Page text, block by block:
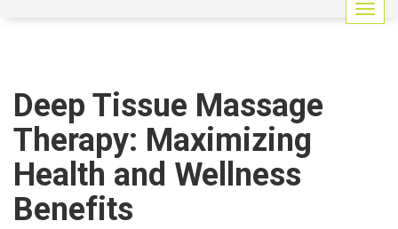
G
e
Deep Tissue Massage
Therapy: Maximizing
Health and Wellness
Benefits